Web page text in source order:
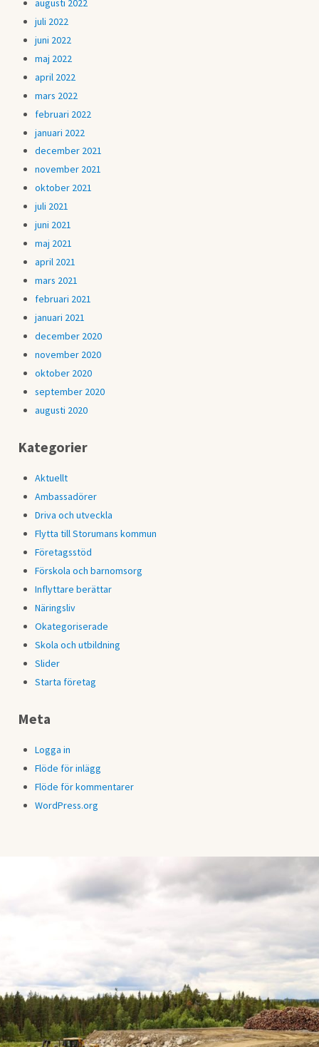
augusti 2022
juli 2022
juni 2022
maj 2022
april 2022
mars 2022
februari 2022
januari 2022
december 2021
november 2021
oktober 2021
juli 2021
juni 2021
maj 2021
april 2021
mars 2021
februari 2021
januari 2021
december 2020
november 2020
oktober 2020
september 2020
augusti 2020
Kategorier
Aktuellt
Ambassadörer
Driva och utveckla
Flytta till Storumans kommun
Företagsstöd
Förskola och barnomsorg
Inflyttare berättar
Näringsliv
Okategoriserade
Skola och utbildning
Slider
Starta företag
Meta
Logga in
Flöde för inlägg
Flöde för kommentarer
WordPress.org